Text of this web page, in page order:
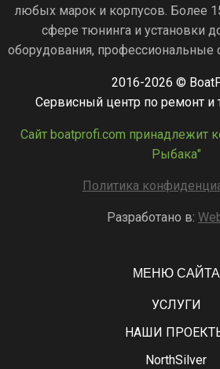
любых марок и корпусов. Более
сфере тюнинга и установки
оборудования, профессиональные
2016-2026 ©
Сервисный центр по ремонт и
Сайт boatprofi.com
Рыбака"
Политика
Разработано в:
МЕНЮ САЙТА
УСЛУГИ
НАШИ
NorthSilver